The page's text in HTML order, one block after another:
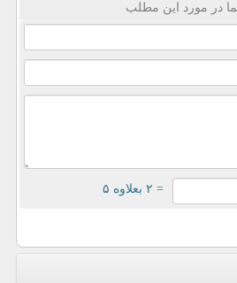
در مورد این مطلب
= ۲ بعلاوه ۵